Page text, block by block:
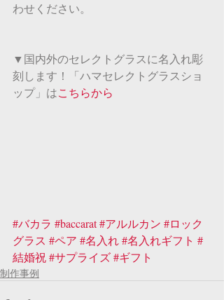
わせください。
▼国内外のセレクトグラスに名入れ彫
刻します！「ハマセレクトグラスショ
ップ」はこちらから
#バカラ #baccarat#アルルカン #ロック
グラス #ペア #名入れ#名入れギフト #
結婚祝#サプライズ#ギフト
制作事例